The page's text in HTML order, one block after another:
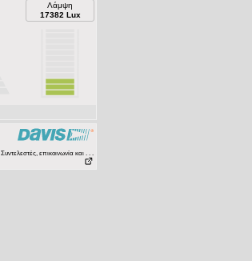
Λάμψη
17382 Lux
Συντελεστές, επικοινωνία και . . .